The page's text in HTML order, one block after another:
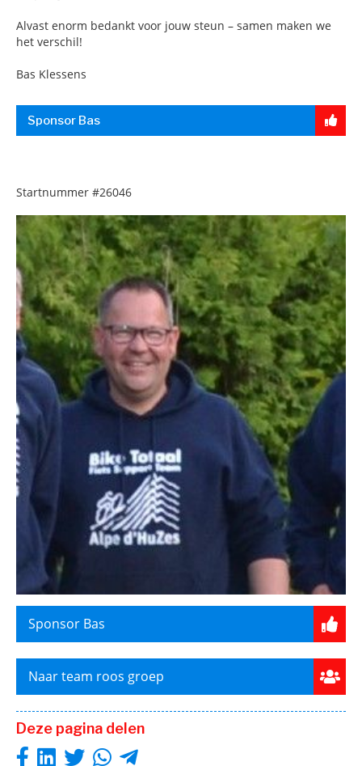
Alvast enorm bedankt voor jouw steun – samen maken we
het verschil!
Bas Klessens
Sponsor Bas
Startnummer #26046
Sponsor Bas
Naar team roos groep
Deze pagina delen